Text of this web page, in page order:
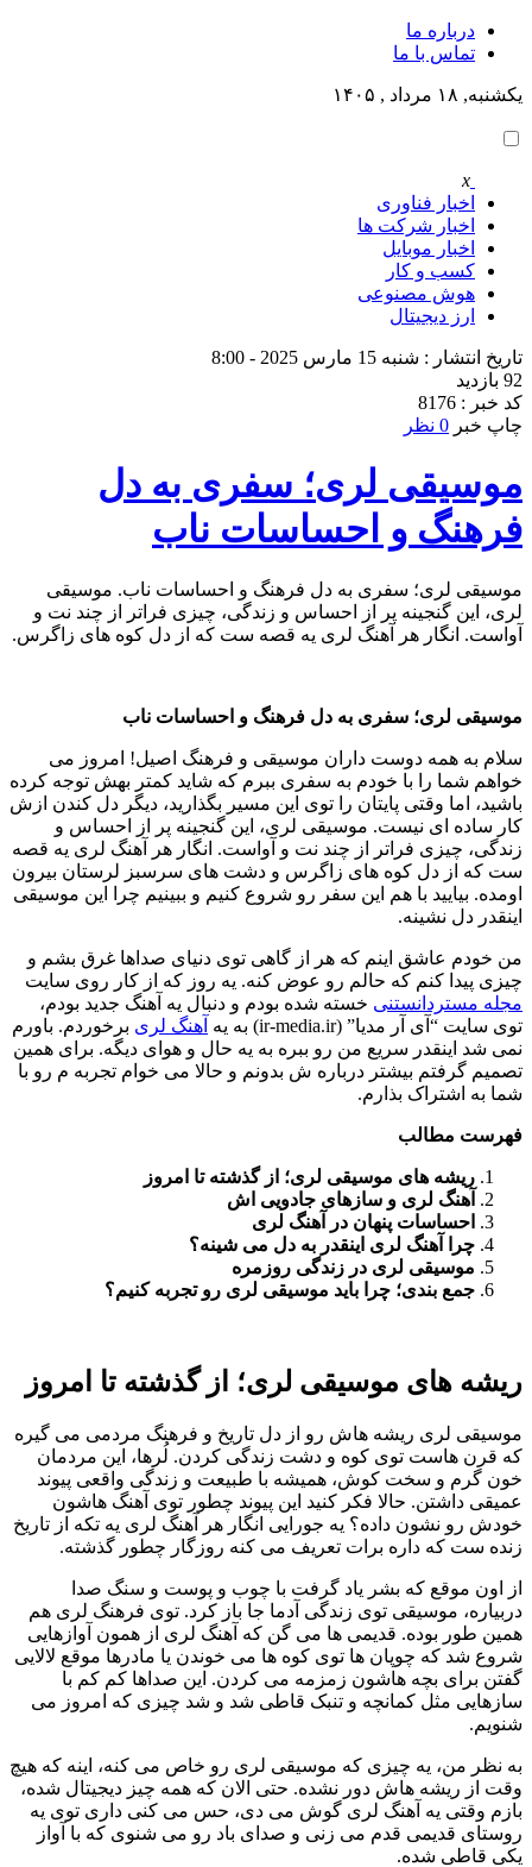
درباره ما
تماس با ما
یکشنبه, ۱۸ مرداد , ۱۴۰۵
x
اخبار فناوری
اخبار شرکت ها
اخبار موبایل
کسب و کار
هوش مصنوعی
ارز دیجیتال
تاریخ انتشار : شنبه 15 مارس 2025 - 8:00
92 بازدید
کد خبر : 8176
چاپ خبر 0 نظر
موسیقی لری؛ سفری به دل
فرهنگ و احساسات ناب
موسیقی لری؛ سفری به دل فرهنگ و احساسات ناب. موسیقی
لری، این گنجینه پر از احساس و زندگی، چیزی فراتر از چند نت و
آواست. انگار هر آهنگ لری یه قصه ست که از دل کوه های زاگرس.
موسیقی لری؛ سفری به دل فرهنگ و احساسات ناب
سلام به همه دوست داران موسیقی و فرهنگ اصیل! امروز می
خواهم شما را با خودم به سفری ببرم که شاید کمتر بهش توجه کرده
باشید، اما وقتی پایتان را توی این مسیر بگذارید، دیگر دل کندن ازش
کار ساده ای نیست. موسیقی لری، این گنجینه پر از احساس و
زندگی، چیزی فراتر از چند نت و آواست. انگار هر آهنگ لری یه قصه
ست که از دل کوه های زاگرس و دشت های سرسبز لرستان بیرون
اومده. بیایید با هم این سفر رو شروع کنیم و ببینیم چرا این موسیقی
اینقدر دل نشینه.
من خودم عاشق اینم که هر از گاهی توی دنیای صداها غرق بشم و
چیزی پیدا کنم که حالم رو عوض کنه. یه روز که از کار روی سایت
مجله مستردانستنی خسته شده بودم و دنبال یه آهنگ جدید بودم،
توی سایت “آی آر مدیا” (ir-media.ir) به یه
آهنگ لری برخوردم. باورم
نمی شد اینقدر سریع من رو ببره به یه حال و هوای دیگه. برای همین
تصمیم گرفتم بیشتر درباره ش بدونم و حالا می خوام تجربه م رو با
شما به اشتراک بذارم.
فهرست مطالب
ریشه های موسیقی لری؛ از گذشته تا امروز
آهنگ لری و سازهای جادویی اش
احساسات پنهان در آهنگ لری
چرا آهنگ لری اینقدر به دل می شینه؟
موسیقی لری در زندگی روزمره
جمع بندی؛ چرا باید موسیقی لری رو تجربه کنیم؟
ریشه های موسیقی لری؛ از گذشته تا امروز
موسیقی لری ریشه هاش رو از دل تاریخ و فرهنگ مردمی می گیره
که قرن هاست توی کوه و دشت زندگی کردن. لُرها، این مردمان
خون گرم و سخت کوش، همیشه با طبیعت و زندگی واقعی پیوند
عمیقی داشتن. حالا فکر کنید این پیوند چطور توی آهنگ هاشون
خودش رو نشون داده؟ یه جورایی انگار هر آهنگ لری یه تکه از تاریخ
زنده ست که داره برات تعریف می کنه روزگار چطور گذشته.
از اون موقع که بشر یاد گرفت با چوب و پوست و سنگ صدا
دربیاره، موسیقی توی زندگی آدما جا باز کرد. توی فرهنگ لری هم
همین طور بوده. قدیمی ها می گن که آهنگ لری از همون آوازهایی
شروع شد که چوپان ها توی کوه ها می خوندن یا مادرها موقع لالایی
گفتن برای بچه هاشون زمزمه می کردن. این صداها کم کم با
سازهایی مثل کمانچه و تنبک قاطی شد و شد چیزی که امروز می
شنویم.
به نظر من، یه چیزی که موسیقی لری رو خاص می کنه، اینه که هیچ
وقت از ریشه هاش دور نشده. حتی الان که همه چیز دیجیتال شده،
بازم وقتی یه آهنگ لری گوش می دی، حس می کنی داری توی یه
روستای قدیمی قدم می زنی و صدای باد رو می شنوی که با آواز
یکی قاطی شده.